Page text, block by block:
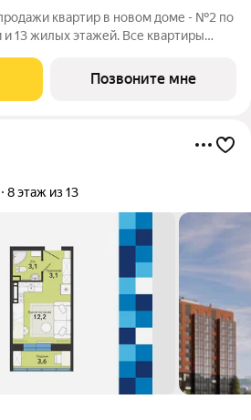
квартир в новом доме - №2 по
и 13 жилых этажей. Все квартиры
двором. В квартирографии,
широкий
Позвоните мне
8 этаж из 13